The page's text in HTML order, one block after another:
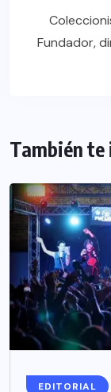
Fundador,
También
EDITORIAL